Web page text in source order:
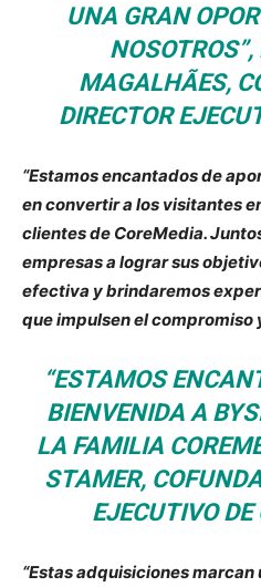
UNA GRAN
MAGALHÃES,
DIRECTOR
“Estamos encantados de
en convertir a los visitantes
clientes de CoreMedia.
empresas a lograr sus
efectiva y brindaremos
que impulsen el compromiso
“ESTAMOS
BIENVENIDA A
LA FAMILIA
STAMER,
EJECUTIVO DE
“Estas adquisiciones